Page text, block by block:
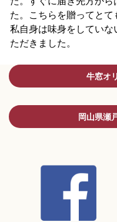
た。こちらを贈ってとて
私自身は味身をしてい
ただきました。
牛窓オ
岡山県瀬